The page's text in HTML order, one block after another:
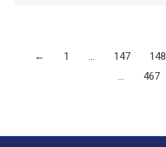
← 1 … 147 148
…
467